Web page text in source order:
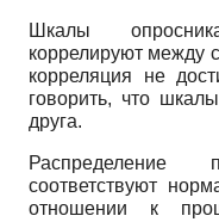
Шкалы
коррелируют между
корреляция не
говорить, что
друга.
Распределение
соответствуют
отношении к